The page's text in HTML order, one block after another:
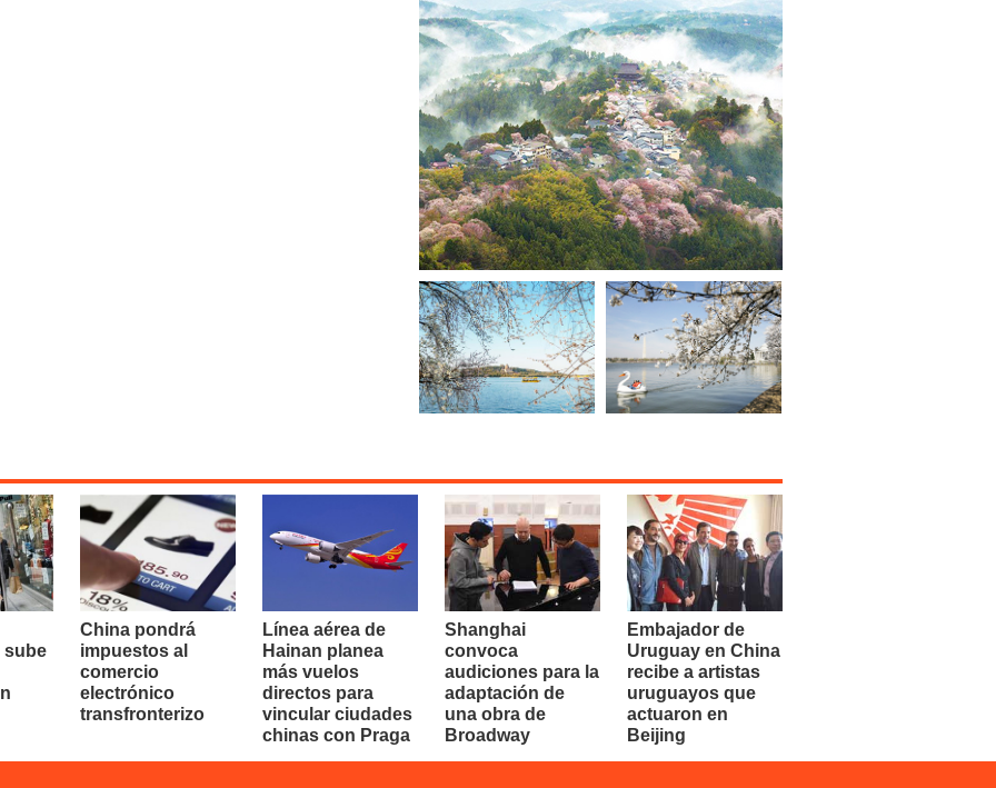
sube
China pondrá
impuestos al
comercio
electrónico
transfronterizo
Línea aérea de
Hainan planea
más vuelos
directos para
vincular ciudades
chinas con Praga
Shanghai
convoca
audiciones para la
adaptación de
una obra de
Broadway
Embajador de
Uruguay en China
recibe a artistas
uruguayos que
actuaron en
Beijing